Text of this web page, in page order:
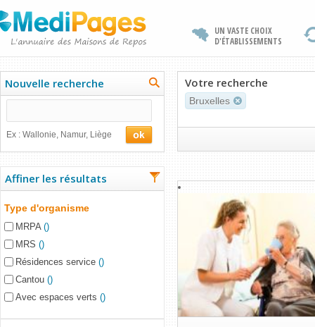
UN VASTE CHOIX
D'ÉTABLISSEMENTS
Nouvelle recherche
Ex : Wallonie, Namur, Liège
Affiner les résultats
Type d'organisme
MRPA ()
MRS ()
Résidences service ()
Cantou ()
Avec espaces verts ()
Votre recherche
Bruxelles